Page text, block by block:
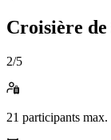
Croisière de
2/5
21 participants max.